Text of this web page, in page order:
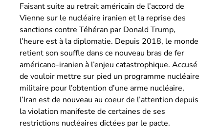
Faisant suite au retrait américain de l’accord de
Vienne sur le nucléaire iranien et la reprise des
sanctions contre Téhéran par Donald Trump,
l’heure est à la diplomatie. Depuis 2018, le monde
retient son souffle dans ce nouveau bras de fer
américano-iranien à l’enjeu catastrophique. Accusé
de vouloir mettre sur pied un programme nucléaire
militaire pour l’obtention d’une arme nucléaire,
l’Iran est de nouveau au coeur de l’attention depuis
la violation manifeste de certaines de ses
restrictions nucléaires dictées par le pacte.